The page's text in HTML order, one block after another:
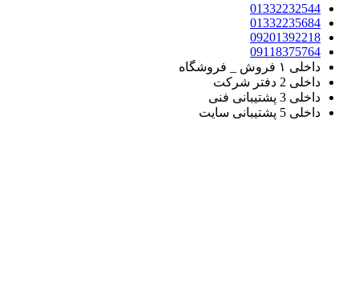
01332232544
01332235684
09201392218
09118375764
داخلی ۱ فروش _ فروشگاه
داخلی 2 دفتر شرکت
داخلی 3 پشتیبانی فنی
داخلی 5 پشتیبانی سایت